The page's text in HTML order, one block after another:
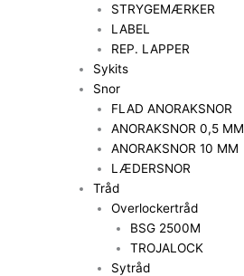
STRYGEMÆRKER
LABEL
REP. LAPPER
Sykits
Snor
FLAD ANORAKSNOR
ANORAKSNOR 0,5 MM
ANORAKSNOR 10 MM
LÆDERSNOR
Tråd
Overlockertråd
BSG 2500M
TROJALOCK
Sytråd